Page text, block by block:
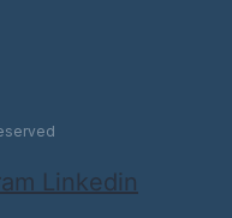
Linkedin